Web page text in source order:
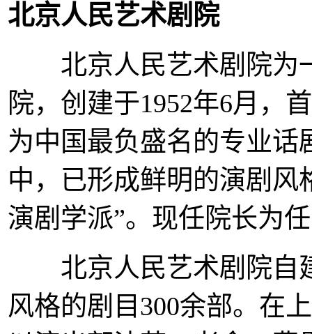
北京人民艺术剧院
北京人民艺术剧院为
院，创建于1952年6月，
为中国最负盛名的专业话
中，已形成鲜明的演剧风
演剧学派”。现任院长为
北京人民艺术剧院自
风格的剧目300余部。在